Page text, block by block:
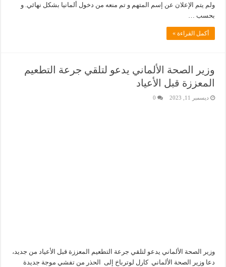
ولم يتم الإعلان عن إسم المتهم و تم منعه من دخول ألمانيا بشكل نهائي. و
بحسب …
أكمل القراءة »
وزير الصحة الألماني يدعو لتلقي جرعة التطعيم
المعززة قبل الأعياد
ديسمبر 11, 2023 0
وزير الصحة الألماني يدعو لتلقي جرعة التطعيم المعززة قبل الأعياد من جديد،
دعا وزير الصحة الألماني كارل لوترباخ إلى الحذر من تفشي موجة جديدة